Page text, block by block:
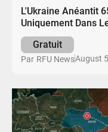
L'Ukraine Anéantit
Uniquement Dans
Gratuit
Par RFU NewsAugust